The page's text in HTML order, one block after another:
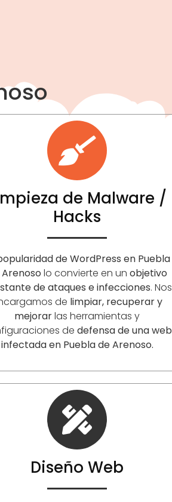
de Malware /
Hacks
de WordPress en Puebla
lo convierte en un objetivo
de ataques e infecciones. Nos
de limpiar, recuperar y
mejorarlas herramientas y
de defensa de una web
infectada en Puebla de Arenoso.
Diseño Web